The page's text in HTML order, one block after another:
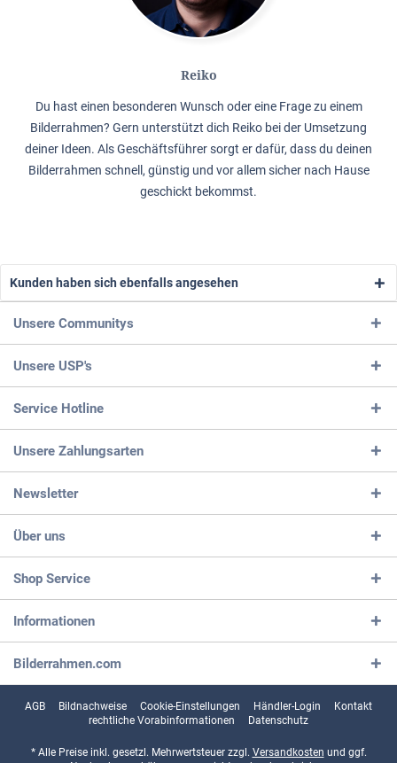
Reiko
Du hast einen besonderen Wunsch oder eine Frage zu einem
Bilderrahmen? Gern unterstützt dich Reiko bei der Umsetzung
deiner Ideen. Als Geschäftsführer sorgt er dafür, dass du deinen
Bilderrahmen schnell, günstig und vor allem sicher nach Hause
geschickt bekommst.
Kunden haben sich ebenfalls angesehen
Unsere Communitys
Unsere USP's
Service Hotline
Unsere Zahlungsarten
Newsletter
Über uns
Shop Service
Informationen
Bilderrahmen.com
AGB Bildnachweise Cookie-Einstellungen Händler-Login
Kontakt
rechtliche Vorabinformationen
Datenschutz
* Alle Preise inkl. gesetzl. Mehrwertsteuer zzgl. Versandkosten und ggf.